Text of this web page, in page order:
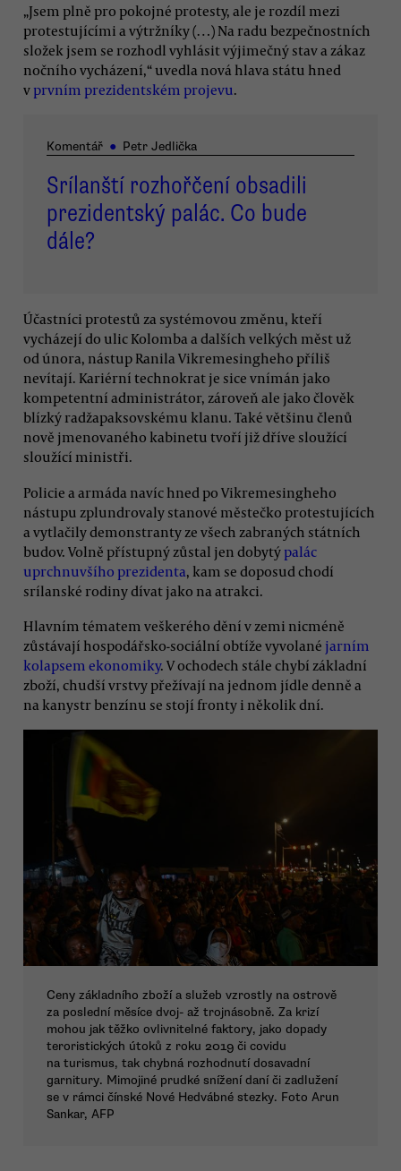
„Jsem plně pro pokojné protesty, ale je rozdíl mezi
protestujícími a výtržníky (…) Na radu bezpečnostních
složek jsem se rozhodl vyhlásit výjimečný stav a zákaz
nočního vycházení,“ uvedla nová hlava státu hned
v prvním prezidentském projevu.
Komentář ● Petr Jedlička
Srílanští rozhořčení obsadili
prezidentský palác. Co bude
dále?
Účastníci protestů za systémovou změnu, kteří
vycházejí do ulic Kolomba a dalších velkých měst už
od února, nástup Ranila Vikremesingheho příliš
nevítají. Kariérní technokrat je sice vnímán jako
kompetentní administrátor, zároveň ale jako člověk
blízký radžapaksovskému klanu. Také většinu členů
nově jmenovaného kabinetu tvoří již dříve sloužící
sloužící ministři.
Policie a armáda navíc hned po Vikremesingheho
nástupu zplundrovaly stanové městečko protestujících
a vytlačily demonstranty ze všech zabraných státních
budov. Volně přístupný zůstal jen dobytý palác
uprchnuvšího prezidenta, kam se doposud chodí
srílanské rodiny dívat jako na atrakci.
Hlavním tématem veškerého dění v zemi nicméně
zůstávají hospodářsko-sociální obtíže vyvolané jarním
kolapsem ekonomiky. V ochodech stále chybí základní
zboží, chudší vrstvy přežívají na jednom jídle denně a
na kanystr benzínu se stojí fronty i několik dní.
Ceny základního zboží a služeb vzrostly na ostrově
za poslední měsíce dvoj- až trojnásobně. Za krizí
mohou jak těžko ovlivnitelné faktory, jako dopady
teroristických útoků z roku 2019 či covidu
na turismus, tak chybná rozhodnutí dosavadní
garnitury. Mimojiné prudké snížení daní či zadlužení
se v rámci čínské Nové Hedvábné stezky. Foto Arun
Sankar, AFP